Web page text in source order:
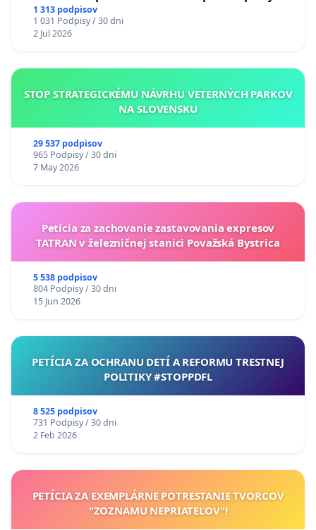
uzávery Vážskeho mosta v Komárne
1 313 podpisov
1 031 Podpisy / 30 dni
2 Jul 2026
STOP STRATEGICKÉMU NÁVRHU VETERNÝCH PARKOV
NA SLOVENSKU
29 537 podpisov
965 Podpisy / 30 dni
7 May 2026
Petícia za zachovanie zastavovania expresov
TATRAN v železničnej stanici Považská Bystrica
5 538 podpisov
804 Podpisy / 30 dni
15 Jun 2026
PETÍCIA ZA OCHRANU DETÍ A REFORMU TRESTNEJ
POLITIKY #STOPPDFL
8 525 podpisov
731 Podpisy / 30 dni
2 Feb 2026
PETÍCIA ZA EXEMPLÁRNE POTRESTANIE TVORCOV
"ZOZNAMU NEPRIATEĽOV"!